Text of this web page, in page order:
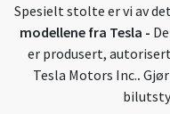
Spesielt stolte er vi av
modellene fra Tesla -
er produsert,
Tesla Motors Inc..